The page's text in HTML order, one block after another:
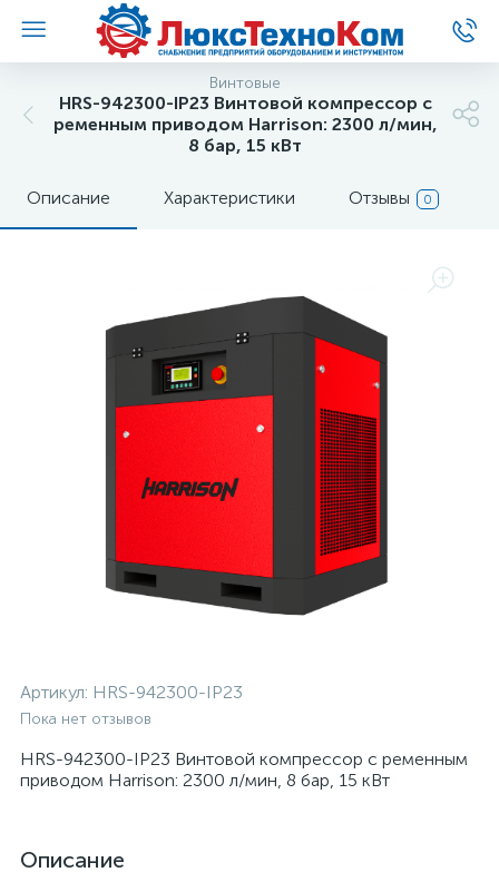
Винтовые
HRS-942300-IP23 Винтовой компрессор с
ременным приводом Harrison: 2300 л/мин,
8 бар, 15 кВт
Описание Характеристики Отзывы 0
Артикул: HRS-942300-IP23
Пока нет отзывов
HRS-942300-IP23 Винтовой компрессор с ременным
приводом Harrison: 2300 л/мин, 8 бар, 15 кВт
Описание